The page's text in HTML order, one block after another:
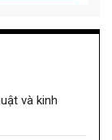
và kinh